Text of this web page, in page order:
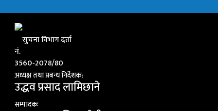
सुचना विभाग दर्ता
नं.
3560-2078/80
अध्यक्ष तथा प्रबन्ध निर्देशक:
उद्धव प्रसाद लामिछाने
सम्पादकः